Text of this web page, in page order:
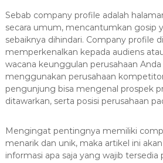
Sebab company profile adalah
secara umum, mencantumkan gosip
sebaiknya dihindari. Company profile
memperkenalkan kepada audiens
wacana keunggulan perusahaan
menggunakan perusahaan
pengunjung bisa mengenal prospek
ditawarkan, serta posisi perusahaan
Mengingat pentingnya memiliki
menarik dan unik, maka artikel ini
informasi apa saja yang wajib